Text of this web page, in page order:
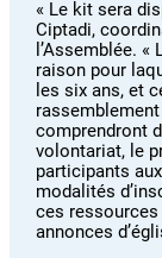
« Le kit sera
Ciptadi,
l’Assemblée.
raison pour
les six ans, et
comprendront
volontariat, le
participants
modalités
ces
annonces